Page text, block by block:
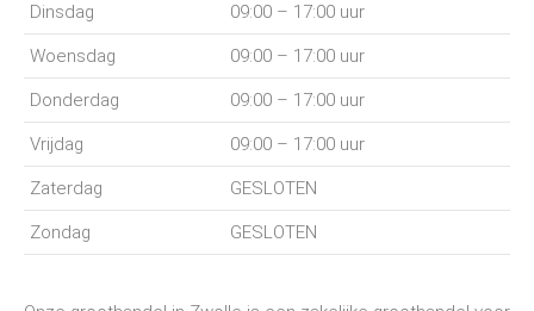
Dinsdag 09:00 – 17:00 uur
Woensdag 09:00 – 17:00 uur
Donderdag 09:00 – 17:00 uur
Vrijdag 09:00 – 17:00 uur
Zaterdag GESLOTEN
Zondag GESLOTEN